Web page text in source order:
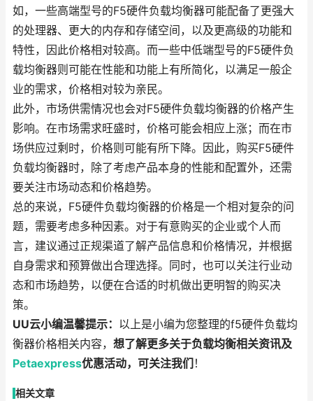
如，一些高端型号的F5硬件负载均衡器可能配备了更强大
的处理器、更大的内存和存储空间，以及更高级的功能和
特性，因此价格相对较高。而一些中低端型号的F5硬件负
载均衡器则可能在性能和功能上有所简化，以满足一般企
业的需求，价格相对较为亲民。
此外，市场供需情况也会对F5硬件负载均衡器的价格产生
影响。在市场需求旺盛时，价格可能会相应上涨；而在市
场供应过剩时，价格则可能有所下降。因此，购买F5硬件
负载均衡器时，除了考虑产品本身的性能和配置外，还需
要关注市场动态和价格趋势。
总的来说，F5硬件负载均衡器的价格是一个相对复杂的问
题，需要考虑多种因素。对于有意购买的企业或个人而
言，建议通过正规渠道了解产品信息和价格情况，并根据
自身需求和预算做出合理选择。同时，也可以关注行业动
态和市场趋势，以便在合适的时机做出更明智的购买决
策。
UU云小编温馨提示： 以上是小编为您整理的f5硬件负载均
衡器价格相关内容， 想了解更多关于负载均衡相关资讯及
Petaexpress优惠活动，可关注我们 ！
相关文章